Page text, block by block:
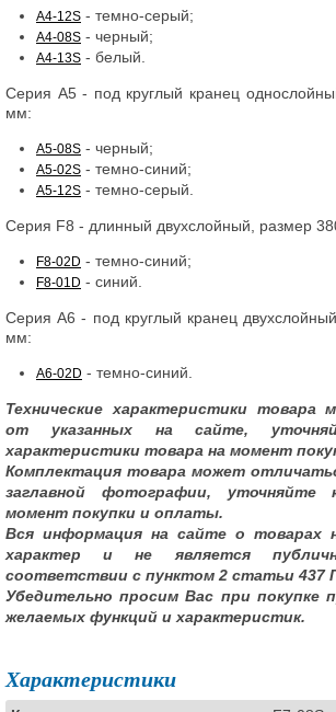
A4-12S - темно-серый;
A4-08S - черный;
A4-13S - белый.
Серия А5 - под круглый кранец
мм:
A5-08S - черный;
A5-02S - темно-синий;
A5-12S - темно-серый.
Серия F8 - длинный двухслойный, размер
F8-02D - темно-синий;
F8-01D - синий.
Серия А6 - под круглый кранец
мм:
A6-02D - темно-синий.
Технические характеристики товара
от указанных на сайте,
характеристики товара на момент
Комплектация товара может
заглавной фотографии, уточняйте
момент покупки и оплаты.
Вся информация на сайте о товарах
характер и не является
соответствии с пунктом 2 статьи 437
Убедительно просим Вас при покупке
желаемых функций и характеристик.
Характеристики